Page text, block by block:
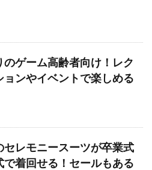
のゲーム高齢者向け！レク
ョンやイベントで楽しめる
セレモニースーツが卒業式
で着回せる！セールもある